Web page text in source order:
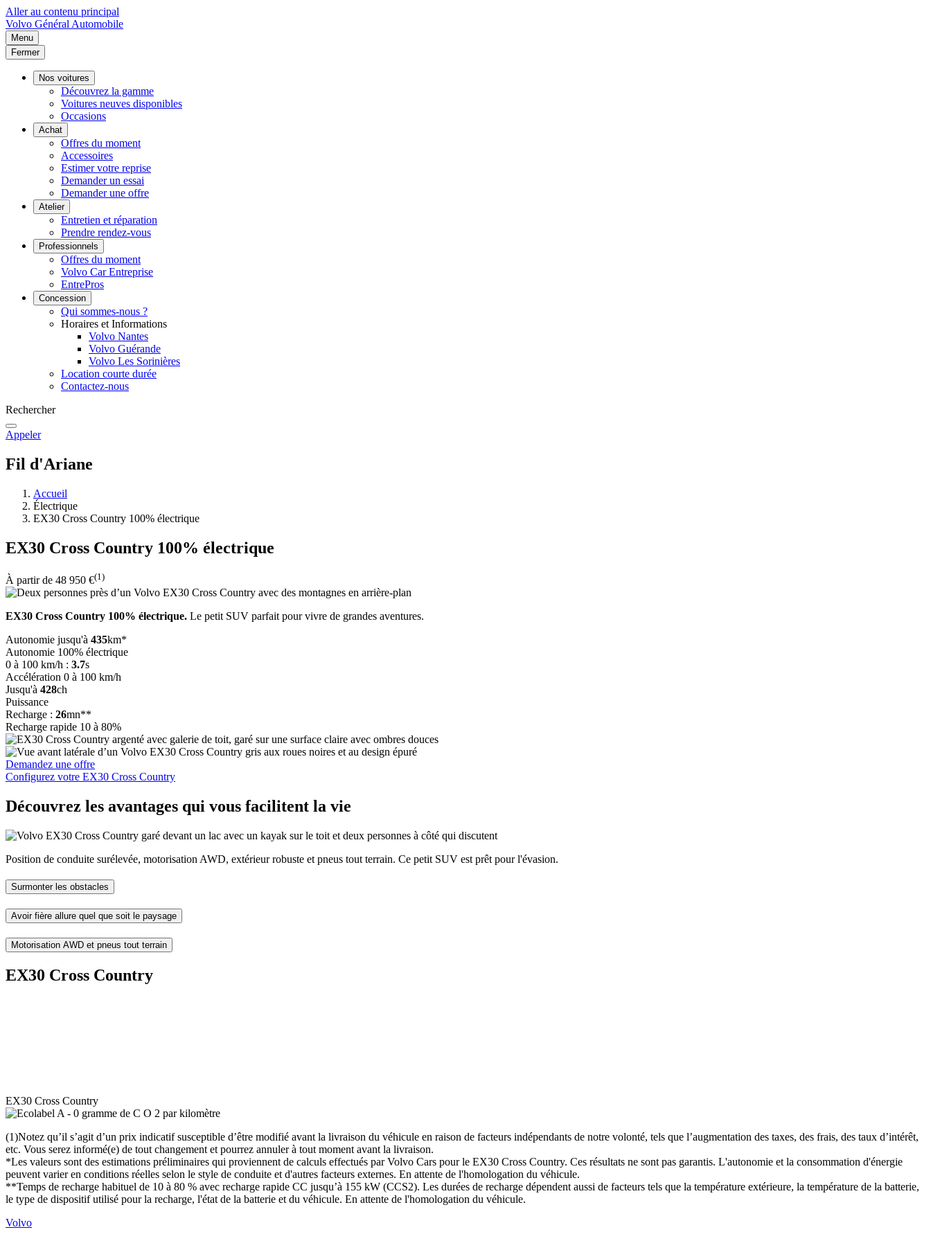
Aller au contenu principal
Volvo Général Automobile
Menu
Fermer
Nos voitures
Découvrez la gamme
Voitures neuves disponibles
Occasions
Achat
Offres du moment
Accessoires
Estimer votre reprise
Demander un essai
Demander une offre
Atelier
Entretien et réparation
Prendre rendez-vous
Professionnels
Offres du moment
Volvo Car Entreprise
EntrePros
Concession
Qui sommes-nous ?
Horaires et Informations
Volvo Nantes
Volvo Guérande
Volvo Les Sorinières
Location courte durée
Contactez-nous
Rechercher
Appeler
Fil d'Ariane
Accueil
Électrique
EX30 Cross Country 100% électrique
EX30 Cross Country 100% électrique
À partir de 48 950 €(1)
EX30 Cross Country 100% électrique. Le petit SUV parfait pour vivre de grandes aventures.
Autonomie jusqu'à 435km*
Autonomie 100% électrique
0 à 100 km/h : 3.7s
Accélération 0 à 100 km/h
Jusqu'à 428ch
Puissance
Recharge : 26mn**
Recharge rapide 10 à 80%
Demandez une offre
Configurez votre EX30 Cross Country
Découvrez les avantages qui vous facilitent la vie
Position de conduite surélevée, motorisation AWD, extérieur robuste et pneus tout terrain. Ce petit SUV est prêt pour l'évasion.
Surmonter les obstacles
Avoir fière allure quel que soit le paysage
Motorisation AWD et pneus tout terrain
EX30 Cross Country
EX30 Cross Country
(1)Notez qu’il s’agit d’un prix indicatif susceptible d’être modifié avant la livraison du véhicule en raison de facteurs indépendants de notre volonté, tels que l’augmentation des taxes, des frais, des taux d’intérêt,
etc. Vous serez informé(e) de tout changement et pourrez annuler à tout moment avant la livraison.
*Les valeurs sont des estimations préliminaires qui proviennent de calculs effectués par Volvo Cars pour le EX30 Cross Country. Ces résultats ne sont pas garantis. L'autonomie et la consommation d'énergie
peuvent varier en conditions réelles selon le style de conduite et d'autres facteurs externes. En attente de l'homologation du véhicule.
**Temps de recharge habituel de 10 à 80 % avec recharge rapide CC jusqu’à 155 kW (CCS2). Les durées de recharge dépendent aussi de facteurs tels que la température extérieure, la température de la batterie,
le type de dispositif utilisé pour la recharge, l'état de la batterie et du véhicule. En attente de l'homologation du véhicule.
Volvo